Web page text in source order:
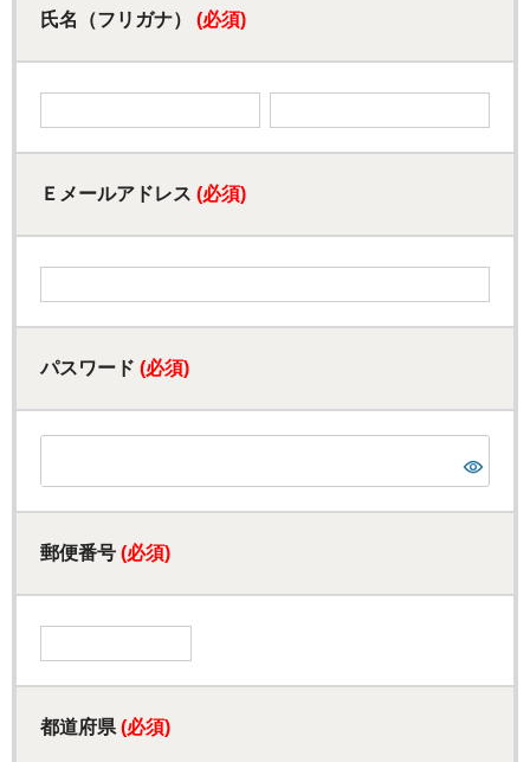
氏名（フリガナ） (必須)
Ｅメールアドレス (必須)
パスワード (必須)
郵便番号 (必須)
都道府県 (必須)